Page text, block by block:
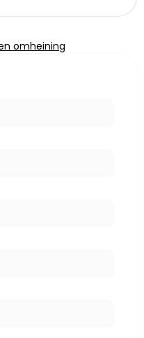
omheining